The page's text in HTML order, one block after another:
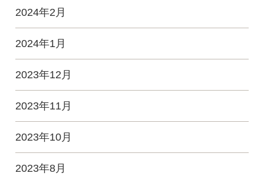
2024年2月
2024年1月
2023年12月
2023年11月
2023年10月
2023年8月